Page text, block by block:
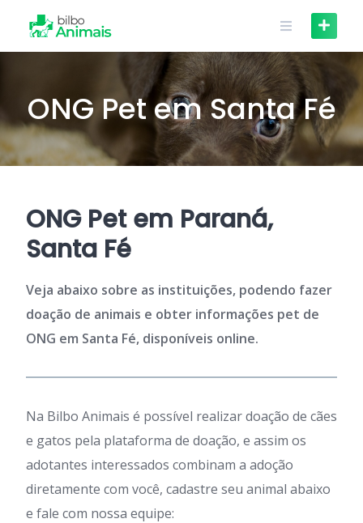
content
ONG Pet em Santa Fé
ONG Pet em Paraná,
Santa Fé
Veja abaixo sobre as instituições, podendo fazer
doação de animais e obter informações pet de
ONG em Santa Fé, disponíveis online.
Na Bilbo Animais é possível realizar doação de cães
e gatos pela plataforma de doação, e assim os
adotantes interessados combinam a adoção
diretamente com você, cadastre seu animal abaixo
e fale com nossa equipe: